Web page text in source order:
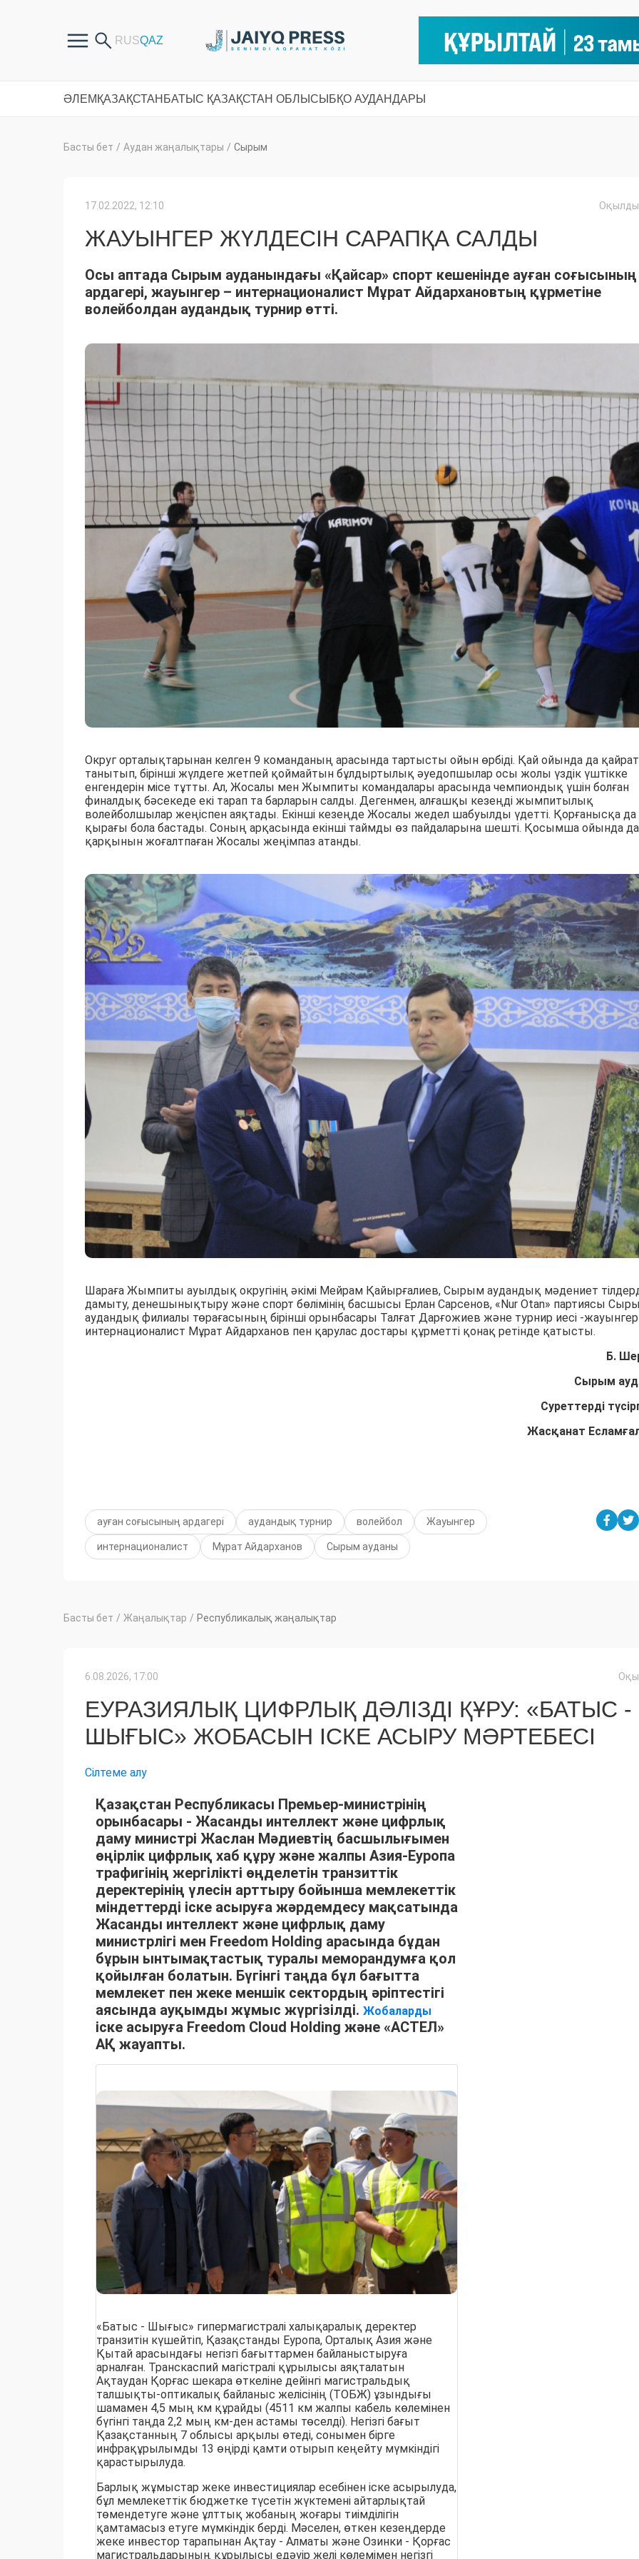
ӘЛЕМ ҚАЗАҚСТАН БАТЫС ҚАЗАҚСТАН ОБЛЫСЫ БҚО АУДАНДАРЫ
Басты бет / Аудан жаңалықтары / Сырым
17.02.2022, 12:10
ЖАУЫНГЕР ЖҮЛДЕСІН САРАПҚА САЛДЫ
Осы аптада Сырым ауданындағы «Қайсар» спорт кешенінде ауған соғысының
ардагері, жауынгер – интернационалист Мұрат Айдархановтың құрметіне
волейболдан аудандық турнир өтті.
Округ орталықтарынан келген 9 команданың арасында тартысты ойын өрбіді. Қай ойында да қайрат
танытып, бірінші жүлдеге жетпей қоймайтын бұлдыртылық әуедопшылар осы жолы үздік үштікке
енгендерін місе тұтты. Ал, Жосалы мен Жымпиты командалары арасында чемпиондық үшін болған
финалдық бәсекеде екі тарап та барларын салды. Дегенмен, алғашқы кезеңді жымпитылық
волейболшылар жеңіспен аяқтады. Екінші кезеңде Жосалы жедел шабуылды үдетті. Қорғанысқа да
қырағы бола бастады. Соның арқасында екінші таймды өз пайдаларына шешті. Қосымша ойында
қарқынын жоғалтпаған Жосалы жеңімпаз атанды.
Шараға Жымпиты ауылдық округінің әкімі Мейрам Қайырғалиев, Сырым аудандық мәдениет
дамыту, денешынықтыру және спорт бөлімінің басшысы Ерлан Сарсенов, «Nur Otan» партиясы
аудандық филиалы төрағасының бірінші орынбасары Талғат Дарғожиев және турнир иесі -
интернационалист Мұрат Айдарханов пен қарулас достары құрметті қонақ ретінде қатысты.
Б.
Сырым
Суреттерді
Жасқанат
ауған соғысының ардагері аудандық турнир волейбол Жауынгер
интернационалист Мұрат Айдарханов Сырым ауданы
Басты бет / Жаңалықтар / Республикалық жаңалықтар
6.08.2026, 17:00
ЕУРАЗИЯЛЫҚ ЦИФРЛЫҚ ДӘЛІЗДІ ҚҰРУ: «БАТЫС -
ШЫҒЫС» ЖОБАСЫН ІСКЕ АСЫРУ МӘРТЕБЕСІ
Сілтеме алу
Қазақстан Республикасы Премьер-министрінің
орынбасары - Жасанды интеллект және цифрлық
даму министрі Жаслан Мәдиевтің басшылығымен
өңірлік цифрлық хаб құру және жалпы Азия-Еуропа
трафигінің жергілікті өңделетін транзиттік
деректерінің үлесін арттыру бойынша мемлекеттік
міндеттерді іске асыруға жәрдемдесу мақсатында
Жасанды интеллект және цифрлық даму
министрлігі мен Freedom Holding арасында бұдан
бұрын ынтымақтастық туралы меморандумға қол
қойылған болатын. Бүгінгі таңда бұл бағытта
мемлекет пен жеке меншік сектордың әріптестігі
аясында ауқымды жұмыс жүргізілді. Жобаларды
іске асыруға Freedom Cloud Holding және «АСТЕЛ»
АҚ жауапты.
«Батыс - Шығыс» гипермагистралі халықаралық деректер
транзитін күшейтіп, Қазақстанды Еуропа, Орталық Азия және
Қытай арасындағы негізгі бағыттармен байланыстыруға
арналған. Транскаспий магістралі құрылысы аяқталатын
Ақтаудан Қорғас шекара өткеліне дейінгі магистральдық
талшықты-оптикалық байланыс желісінің (ТОБЖ) ұзындығы
шамамен 4,5 мың км құрайды (4511 км жалпы кабель көлемінен
бүгінгі таңда 2,2 мың км-ден астамы төселді). Негізгі бағыт
Қазақстанның 7 облысы арқылы өтеді, сонымен бірге
инфрақұрылымды 13 өңірді қамти отырып кеңейту мүмкіндігі
қарастырылуда.
Барлық жұмыстар жеке инвестициялар есебінен іске асырылуда,
бұл мемлекеттік бюджетке түсетін жүктемені айтарлықтай
төмендетуге және ұлттық жобаның жоғары тиімділігін
қамтамасыз етуге мүмкіндік берді. Мәселен, өткен кезеңдерде
жеке инвестор тарапынан Ақтау - Алматы және Озинки - Қорғас
магистральдарының құрылысы едәуір желі көлемімен негізгі